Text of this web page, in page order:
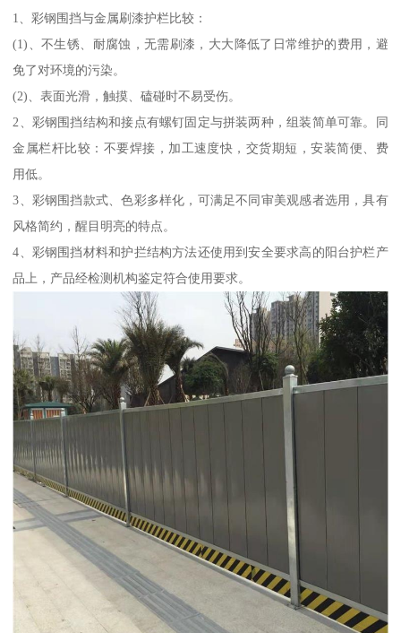
1、彩钢围挡与金属刷漆护栏比较：
(1)、不生锈、耐腐蚀，无需刷漆，大大降低了日常维护的费用，避
免了对环境的污染。
(2)、表面光滑，触摸、磕碰时不易受伤。
2、彩钢围挡结构和接点有螺钉固定与拼装两种，组装简单可靠。同
金属栏杆比较：不要焊接，加工速度快，交货期短，安装简便、费
用低。
3、彩钢围挡款式、色彩多样化，可满足不同审美观感者选用，具有
风格简约，醒目明亮的特点。
4、彩钢围挡材料和护拦结构方法还使用到安全要求高的阳台护栏产
品上，产品经检测机构鉴定符合使用要求。